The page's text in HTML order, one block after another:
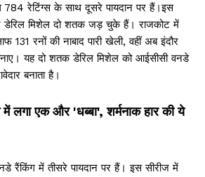
784 रेटिंग्स के साथ दूसरे पायदान पर हैं।इस
डेरिल मिशेल दो शतक जड़ चुके हैं। राजकोट में
131 रनों की नाबाद पारी खेली, वहीं अब इंदौर
यह दो शतक डेरिल मिशेल को आईसीसी वनडे
बनाता है।
में लगा एक और 'धब्बा', शर्मनाक हार की ये
रैंकिंग में तीसरे पायदान पर हैं। इस सीरीज में